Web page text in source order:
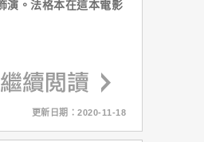
演。法格本在這本電影
更新日期：2020-11-18